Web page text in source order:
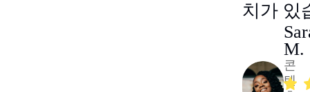
치가 있
M.
콘
텐